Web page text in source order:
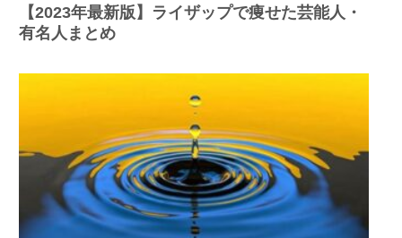
【2023年最新版】ライザップで痩せた芸能人・
有名人まとめ